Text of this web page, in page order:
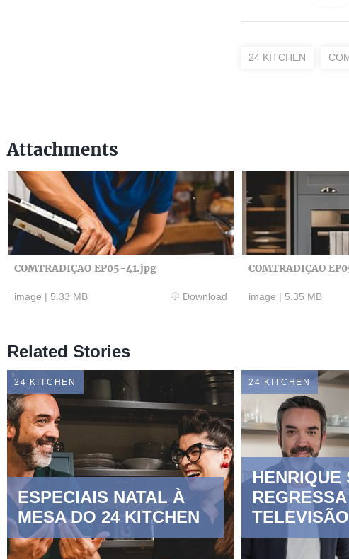
24 KITCHEN
Attachments
COMTRADIÇAO EP05-41.jpg
image | 5.33 MB Download
COMTRADIÇAO
image | 5.35 MB
Related Stories
24 KITCHEN
ESPECIAIS NATAL À
MESA DO 24 KITCHEN
24 KITCHEN
HENRIQUE